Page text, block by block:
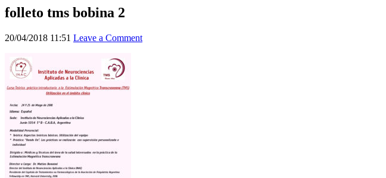
folleto tms bobina 2
20/04/2018 11:51 Leave a Comment